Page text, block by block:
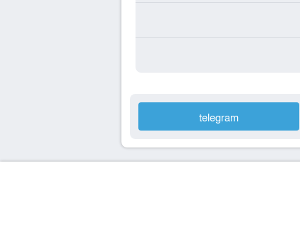
telegram